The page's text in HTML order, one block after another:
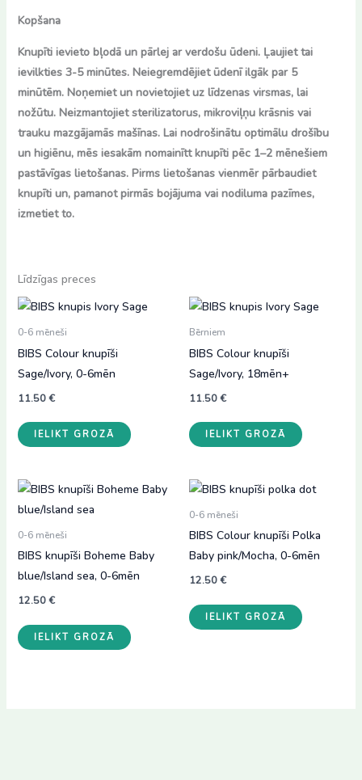
Kopšana
Knupīti ievieto bļodā un pārlej ar verdošu ūdeni. Ļaujiet tai
ievilkties 3-5 minūtes. Neiegremdējiet ūdenī ilgāk par 5
minūtēm. Noņemiet un novietojiet uz līdzenas virsmas, lai
nožūtu. Neizmantojiet sterilizatorus, mikroviļņu krāsnis vai
trauku mazgājamās mašīnas. Lai nodrošinātu optimālu drošību
un higiēnu, mēs iesakām nomainītt knupīti pēc 1–2 mēnešiem
pastāvīgas lietošanas. Pirms lietošanas vienmēr pārbaudiet
knupīti un, pamanot pirmās bojājuma vai nodiluma pazīmes,
izmetiet to.
Līdzīgas preces
0-6 mēneši
BIBS Colour knupīši
Sage/Ivory, 0-6mēn
11.50€
IELIKT GROZĀ
Bērniem
BIBS Colour knupīši
Sage/Ivory, 18mēn+
11.50€
IELIKT GROZĀ
0-6 mēneši
BIBS knupīši Boheme Baby
blue/Island sea, 0-6mēn
12.50€
IELIKT GROZĀ
0-6 mēneši
BIBS Colour knupīši Polka
Baby pink/Mocha, 0-6mēn
12.50€
IELIKT GROZĀ